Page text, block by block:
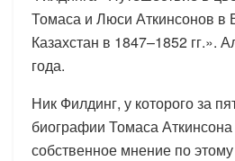
Томаса и Люси Аткинсонов в
Казахстан в 1847–1852 гг.».
года.
Ник Филдинг, у которого за
биографии Томаса
собственное мнение по